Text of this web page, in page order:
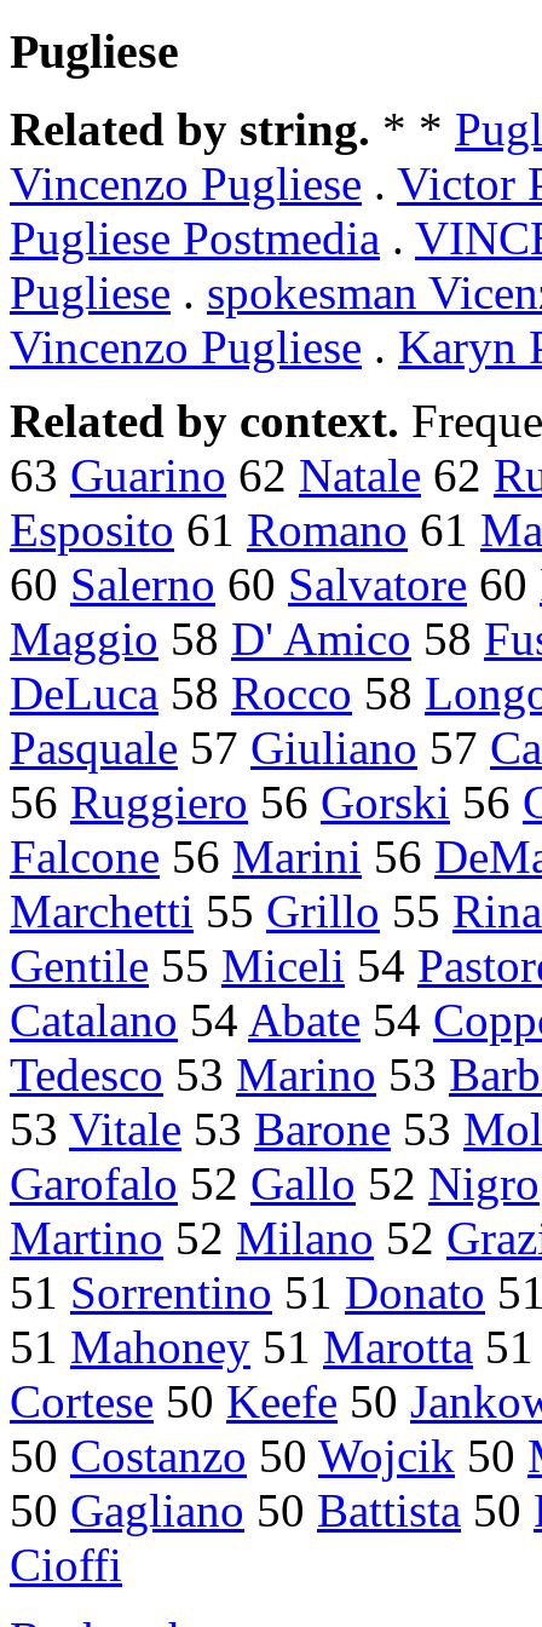
Pugliese
Related by string. * *
Vincenzo Pugliese . Victor
Pugliese Postmedia .
Pugliese . spokesman
Vincenzo Pugliese . Karyn
Related by context.
63 Guarino 62 Natale 62
Esposito 61 Romano 61
60 Salerno 60 Salvatore 60
Maggio 58 D' Amico 58
DeLuca 58 Rocco 58
Pasquale 57 Giuliano 57
56 Ruggiero 56 Gorski 56
Falcone 56 Marini 56
Marchetti 55 Grillo 55
Gentile 55 Miceli 54
Catalano 54 Abate 54
Tedesco 53 Marino 53
53 Vitale 53 Barone 53
Garofalo 52 Gallo 52 Nigro
Martino 52 Milano 52
51 Sorrentino 51 Donato
51 Mahoney 51 Marotta
Cortese 50 Keefe 50
50 Costanzo 50 Wojcik 50
50 Gagliano 50 Battista 50
Cioffi